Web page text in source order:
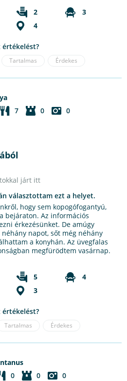
2
3
4
Tartalmas Érdekes
7 0 0
járt itt
választottam ezt a helyet.
hogy sem kopogófogantyú,
bejáraton. Az információs
érkezésünket. De amúgy
napot, sőt még néhány
a konyhán. Az üvegfalas
megfürödtem vasárnap.
5
4
3
Tartalmas Érdekes
0 0 0